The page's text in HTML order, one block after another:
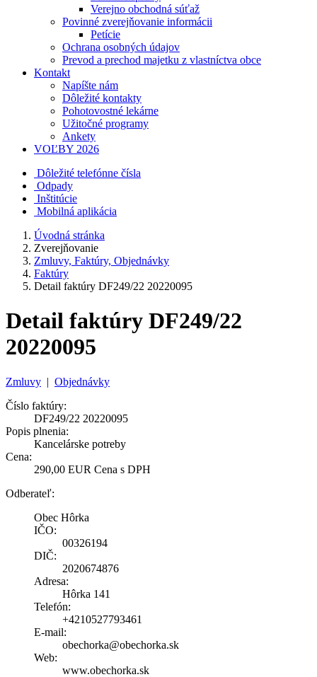
Verejno obchodná súťaž
Povinné zverejňovanie informácii
Petície
Ochrana osobných údajov
Prevod a prechod majetku z vlastníctva obce
Kontakt
Napíšte nám
Dôležité kontakty
Pohotovostné lekárne
Užitočné programy
Ankety
VOĽBY 2026
Dôležité telefónne čísla
Odpady
Inštitúcie
Mobilná aplikácia
Úvodná stránka
Zverejňovanie
Zmluvy, Faktúry, Objednávky
Faktúry
Detail faktúry DF249/22 20220095
Detail faktúry DF249/22
20220095
Zmluvy | Objednávky
Číslo faktúry:
DF249/22 20220095
Popis plnenia:
Kancelárske potreby
Cena:
290,00 EUR Cena s DPH
Odberateľ:
Obec Hôrka
IČO:
00326194
DIČ:
2020674876
Adresa:
Hôrka 141
Telefón:
+4210527793461
E-mail:
obechorka@obechorka.sk
Web:
www.obechorka.sk